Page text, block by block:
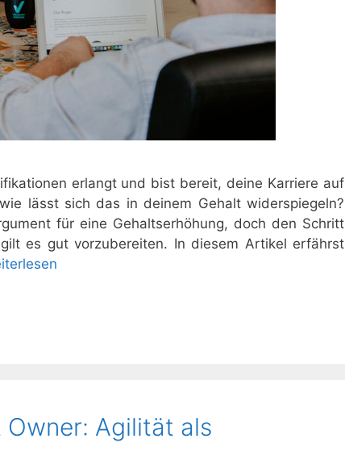
erlangt und bist bereit, deine Karriere auf
lässt sich das in deinem Gehalt widerspiegeln?
für eine Gehaltserhöhung, doch den Schritt
es gut vorzubereiten. In diesem Artikel erfährst
Agilität als